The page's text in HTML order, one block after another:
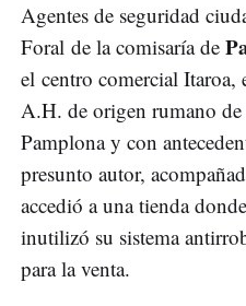
Agentes de seguridad
Foral de la comisaría de
el centro comercial Itaroa,
A.H. de origen rumano de
Pamplona y con
presunto autor,
accedió a una tienda
inutilizó su sistema
para la venta.